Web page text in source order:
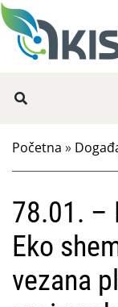
Početna »
78.01. –
Eko
vezana